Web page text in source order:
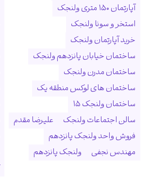
آپارتمان ۱۵۰ متری ولنجک
استخر و سونا ولنجک
خرید آپارتمان ولنجک
ساختمان خیابان پانزدهم ولنجک
ساختمان مدرن ولنجک
ساختمان های لوکس منطقه یک
ساختمان ولنجک ۱۵
سالن اجتماعات ولنجک
علیرضا مقدم
فروش واحد ولنجک پانزدهم
مهندس نجفی
ولنجک پانزدهم